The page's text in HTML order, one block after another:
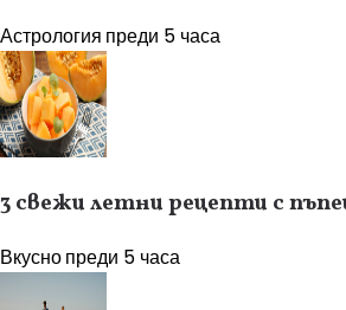
Астрология преди 5 часа
3 свежи летни рецепти с
Вкуснопреди 5 часа